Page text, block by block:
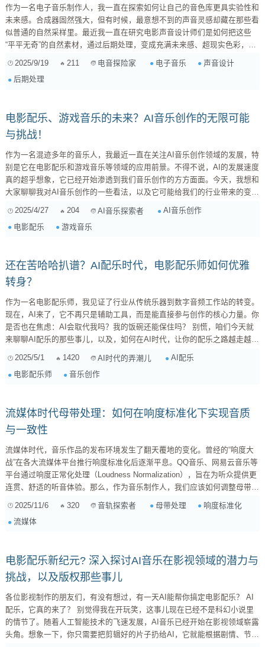
作为一名电子音乐制作人，我一直在探索如何让自己的音色库更具实验性和
未来感。合成器固然强大，但有时候，最意想不到的声音灵感却藏在那些看
似普通的自然采样里。最近我一直在研究电影声音设计师们是如何把这些
“平平无奇”的自然素材，通过后期处理，变成充满未来感、超现实色彩，甚
期处理手法，以及我们怎么把这些技巧运用到自己的电子音乐制作中。 1.
2025/9/19 211 电音探险家 电子音乐
声音设计
后期处理
电影配乐、游戏音乐的未来？AI音乐创作的无限可能
与挑战！
作为一名混迹多年的音乐人，我最近一直在关注AI音乐创作领域的发展，特
别是它在电影配乐和游戏音乐等领域的应用前景。不得不说，AI的发展速度
真的超乎想象，它已经开始渗透到我们音乐创作的方方面面。今天，我想和
大家聊聊我对AI音乐创作的一些看法，以及它可能给我们的行业带来的变
远，但实际上，它已经开始在一些项目中崭露头角。比如，一些电影预告片
和游戏宣传片已经开始使用AI生成的音乐，效果还相当不错。当然，目前AI
2025/4/27 204 AI音乐探索者
AI音乐创作
电影配乐
游戏音乐
还在苦哈哈扒谱？AI配乐时代，电影配乐师如何优雅
转身？
作为一名电影配乐师，我见证了行业从传统乐器到数字音频工作站的转变。
现在，AI来了，它不再只是辅助工具，而是能直接参与创作的核心力量。你
是否也在焦虑：AI会取代我吗？我的饭碗还能保住吗？ 别慌，咱们今天就
来聊聊AI配乐的那些事儿，以及，如何在AI时代，让你的配乐之路越走越
幻概念，它已经实实在在地走进了我们的工作流程。 AI生成主题音乐： 这
是目前AI配乐最常见的应用。你只需要输入...
2025/5/1 1420 AI时代的弄潮儿
AI配乐
电影配乐师
音乐创作
流媒体时代母带处理：如何在响度标准化下实现音质
与一致性
流媒体时代，音乐作品的发布环境发生了翻天覆地的变化。曾经的“响度大
战”在各大流媒体平台推行响度标准化后逐渐平息。QQ音乐、网易云音乐等
平台通过响度正常化处理（Loudness Normalization），旨在为听众提供更
连贯、舒适的听音体验。那么，作为音乐制作人，我们应该如何调整母带处
Full Scale） ：这是衡量感知响度的国际标准。...
2025/11/6 320 音轨探索者 母带处理
响度标准化
流媒体
电影配乐新纪元? 深入探讨AI音乐在影视领域的潜力与
挑战，以及版权那些事儿
各位影视制作的朋友们，有没有想过，有一天AI能帮你搞定电影配乐？ AI
配乐，它真的来了？ 别觉得我在开玩笑，这事儿现在已经不是科幻小说里
的情节了。随着人工智能技术的飞速发展，AI音乐已经开始在影视领域崭露
头角。想象一下，你只需要把剪辑好的片子扔给AI，它就能根据剧情、节